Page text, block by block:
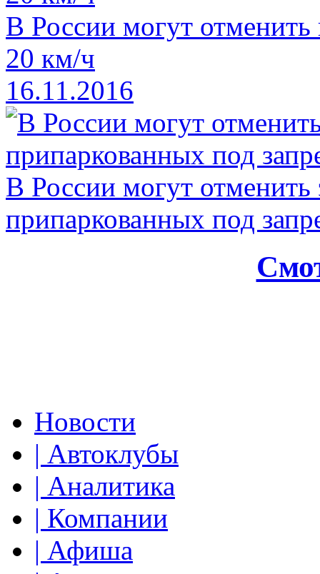
В России могут
20 км/ч
16.11.2016
В России могут
припаркованных под
Новости
| Автоклубы
| Аналитика
| Компании
| Афиша